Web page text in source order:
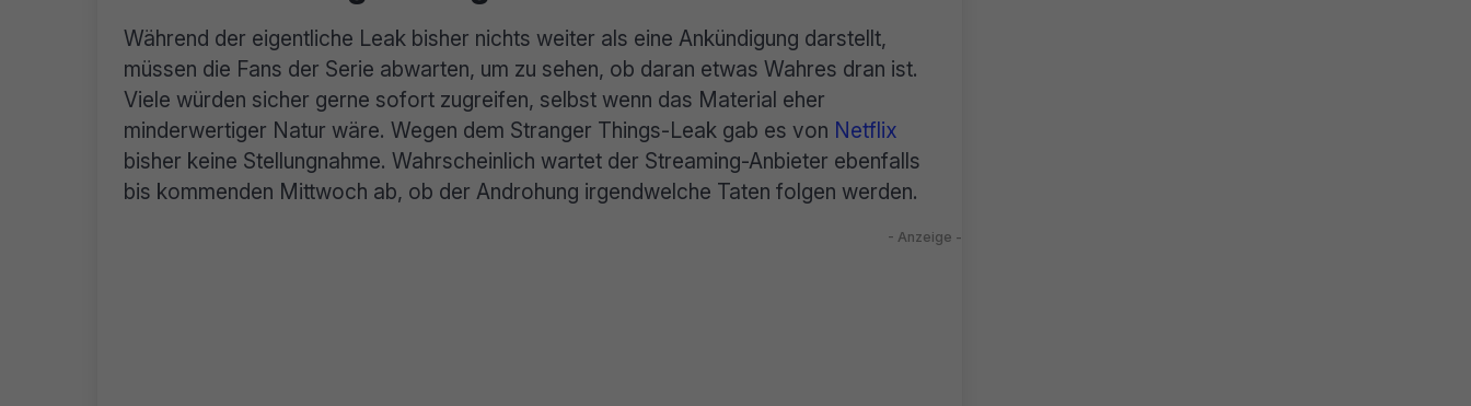
Während der eigentliche Leak bisher nichts weiter als eine Ankündigung darstellt,
müssen die Fans der Serie abwarten, um zu sehen, ob daran etwas Wahres dran ist.
Viele würden sicher gerne sofort zugreifen, selbst wenn das Material eher
minderwertiger Natur wäre. Wegen dem Stranger Things-Leak gab es von Netflix
bisher keine Stellungnahme. Wahrscheinlich wartet der Streaming-Anbieter ebenfalls
bis kommenden Mittwoch ab, ob der Androhung irgendwelche Taten folgen werden.